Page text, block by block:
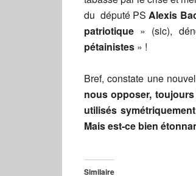
du député PSAlexis
patriotique » (sic),
pétainistes » !
Bref, constate une
nous opposer,
utilisés
Mais est-ce bien
Similaire